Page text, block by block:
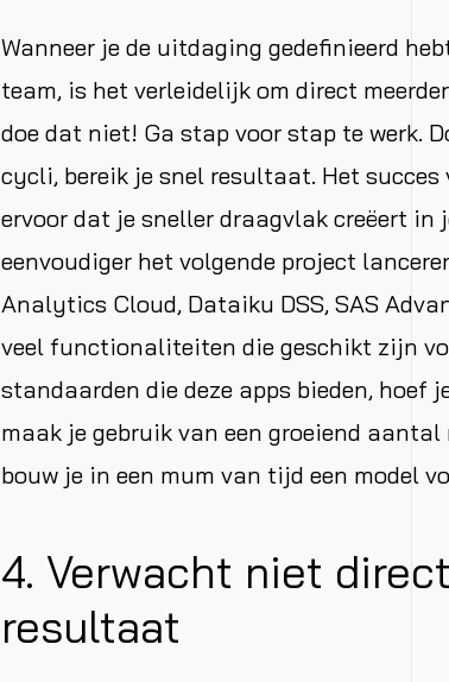
Wanneer je de uitdaging gedefinieerd
team, is het verleidelijk om direct
doe dat niet! Ga stap voor stap te werk.
cycli, bereik je snel resultaat. Het
ervoor dat je sneller draagvlak creëert in
eenvoudiger het volgende project
Analytics Cloud, Dataiku DSS, SAS
veel functionaliteiten die geschikt zijn
standaarden die deze apps bieden, hoef
maak je gebruik van een groeiend
bouw je in een mum van tijd een model
4. Verwacht niet
resultaat